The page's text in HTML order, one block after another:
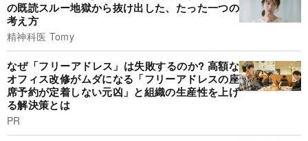
の既読スルー地獄から抜け出した、たった一つの
考え方
精神科医 Tomy
なぜ「フリーアドレス」は失敗するのか? 高額な
オフィス改修がムダになる「フリーアドレスの座
席予約が定着しない元凶」と組織の生産性を上げ
る解決策とは
PR